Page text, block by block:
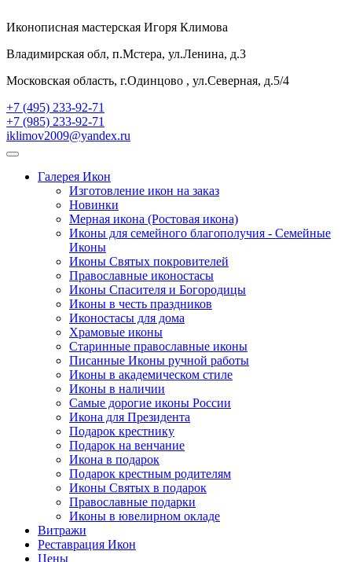
Иконописная мастерская Игоря Климова
Владимирская обл, п.Мстера, ул.Ленина, д.3
Московская область, г.Одинцово , ул.Северная, д.5/4
+7 (495) 233-92-71
+7 (985) 233-92-71
iklimov2009@yandex.ru
Галерея Икон
Изготовление икон на заказ
Новинки
Мерная икона (Ростовая икона)
Иконы для семейного благополучия - Семейные
Иконы
Иконы Святых покровителей
Православные иконостасы
Иконы Спасителя и Богородицы
Иконы в честь праздников
Иконостасы для дома
Храмовые иконы
Старинные православные иконы
Писанные Иконы ручной работы
Иконы в академическом стиле
Иконы в наличии
Самые дорогие иконы России
Икона для Президента
Подарок крестнику
Подарок на венчание
Икона в подарок
Подарок крестным родителям
Иконы Святых в подарок
Православные подарки
Иконы в ювелирном окладе
Витражи
Реставрация Икон
Цены